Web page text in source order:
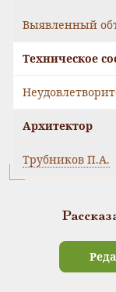
Выявленный
Техническое
Архитектор
Трубников П.А.